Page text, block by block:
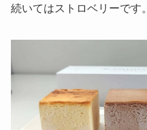
続いてはストロベリーです。